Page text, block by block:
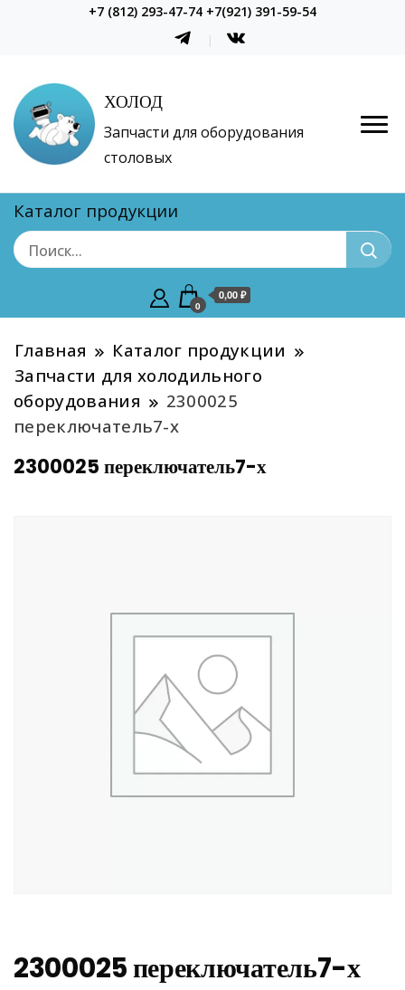
+7 (812) 293-47-74 +7(921) 391-59-54
ХОЛОД
Запчасти для оборудования
столовых
Каталог продукции
0
0,00 ₽
Главная
Каталог продукции
Запчасти для холодильного
оборудования
2300025
переключатель7-х
2300025 переключатель7-х
2300025 переключатель7-х